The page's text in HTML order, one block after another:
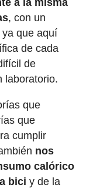
, con un
que aquí
de cada
de
laboratorio.
que
que
cumplir
nos
calórico
bici y de la